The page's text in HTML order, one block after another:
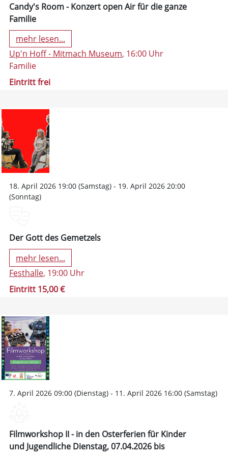
Candy's Room - Konzert open Air für die ganze
Familie
mehr lesen...
Up'n Hoff - Mitmach Museum, 16:00 Uhr
Familie
Eintritt frei
18. April 2026 19:00 (Samstag) - 19. April 2026 20:00
(Sonntag)
Der Gott des Gemetzels
mehr lesen...
Festhalle, 19:00 Uhr
Eintritt 15,00 €
7. April 2026 09:00 (Dienstag) - 11. April 2026 16:00 (Samstag)
Filmworkshop II - in den Osterferien für Kinder
und Jugendliche Dienstag, 07.04.2026 bis